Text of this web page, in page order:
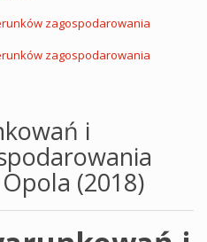
zagospodarowania
zagospodarowania
i
(2018)